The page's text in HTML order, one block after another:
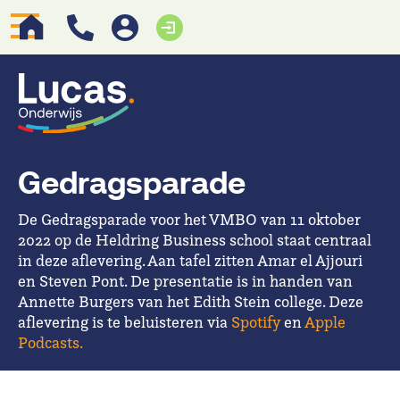
Gedragsparade
De Gedragsparade voor het VMBO van 11 oktober
2022 op de Heldring Business school staat centraal
in deze aflevering. Aan tafel zitten Amar el Ajjouri
en Steven Pont. De presentatie is in handen van
Annette Burgers van het Edith Stein college. Deze
aflevering is te beluisteren via SpotifyenApple
Podcasts.